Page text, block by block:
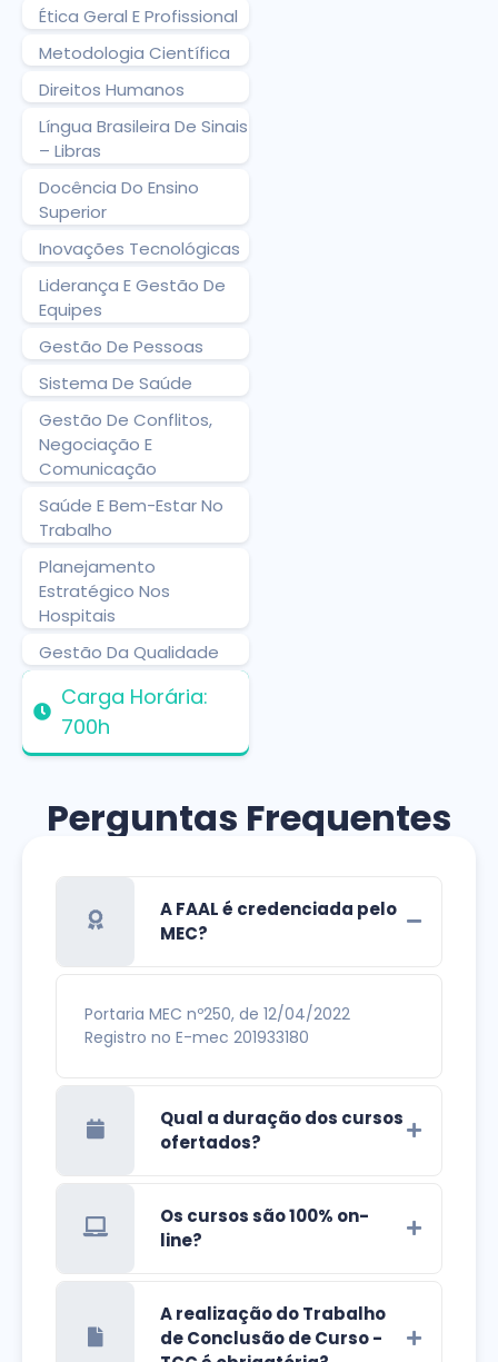
Ética Geral E Profissional
Metodologia Científica
Direitos Humanos
Língua Brasileira De Sinais
– Libras
Docência Do Ensino
Superior
Inovações Tecnológicas
Liderança E Gestão De
Equipes
Gestão De Pessoas
Sistema De Saúde
Gestão De Conflitos,
Negociação E
Comunicação
Saúde E Bem-Estar No
Trabalho
Planejamento
Estratégico Nos
Hospitais
Gestão Da Qualidade
Carga Horária:
700h
Perguntas Frequentes
A FAAL é credenciada pelo
MEC?
Portaria MEC nº250, de 12/04/2022
Registro no E-mec 201933180
Qual a duração dos cursos
ofertados?
Os cursos são 100% on-
line?
A realização do Trabalho
de Conclusão de Curso -